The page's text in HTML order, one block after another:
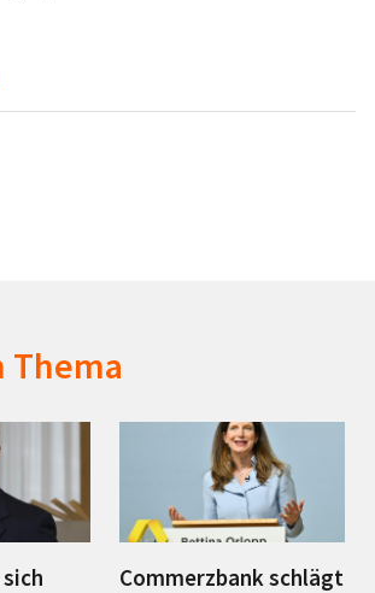
Thema
Commerzbank schlägt